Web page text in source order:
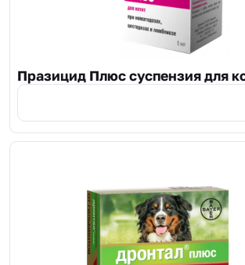
Празицид Плюс суспензия для